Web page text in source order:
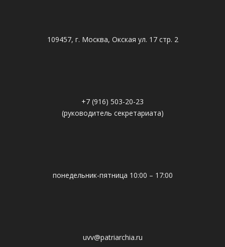
109457, г. Москва, Окская ул. 17 стр. 2
+7 (916) 503-20-23
(руководитель секретариата)
понедельник-пятница 10:00 – 17:00
uvv@patriarchia.ru